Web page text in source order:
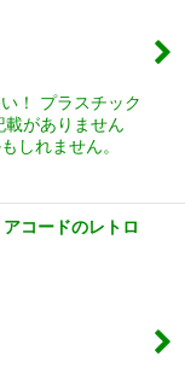
！ プラスチック
がありません
しれません。
ードのレトロ